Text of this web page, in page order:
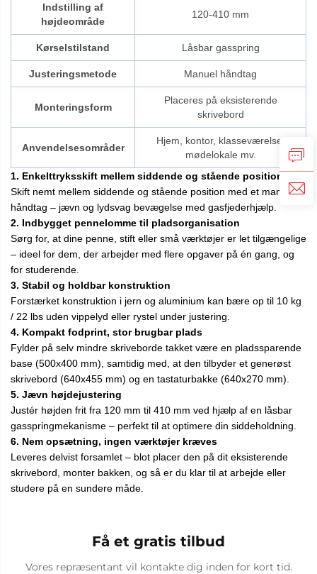
Indstilling af
højdeområde
120-410 mm
Kørselstilstand Låsbar gasspring
Justeringsmetode Manuel håndtag
Monteringsform
Placeres på eksisterende
skrivebord
Anvendelsesområder
Hjem, kontor, klasseværelse,
mødelokale mv.
1. Enkelttryksskift mellem siddende og stående position
Skift nemt mellem siddende og stående position med et manuelt
håndtag – jævn og lydsvag bevægelse med gasfjederhjælp.
2. Indbygget pennelomme til pladsorganisation
Sørg for, at dine penne, stift eller små værktøjer er let tilgængelige
– ideel for dem, der arbejder med flere opgaver på én gang, og
for studerende.
3. Stabil og holdbar konstruktion
Forstærket konstruktion i jern og aluminium kan bære op til 10 kg
/ 22 lbs uden vippelyd eller rystel under justering.
4. Kompakt fodprint, stor brugbar plads
Fylder på selv mindre skriveborde takket være en pladssparende
base (500x400 mm), samtidig med, at den tilbyder et generøst
skrivebord (640x455 mm) og en tastaturbakke (640x270 mm).
5. Jævn højdejustering
Justér højden frit fra 120 mm til 410 mm ved hjælp af en låsbar
gasspringmekanisme – perfekt til at optimere din siddeholdning.
6. Nem opsætning, ingen værktøjer kræves
Leveres delvist forsamlet – blot placer den på dit eksisterende
skrivebord, monter bakken, og så er du klar til at arbejde eller
studere på en sundere måde.
Få et gratis tilbud
Vores repræsentant vil kontakte dig inden for kort tid.